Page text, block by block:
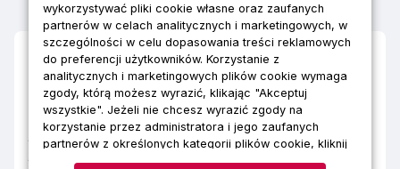
A
adam bitera
1 rok temu
Nigdy nie wystawiam opinii od razu, a zawsze po
jakims czasie wspolpracy. Z Lejdis wspolpracuję
juz 3 lata i szkolenia BHP są zawsze na czas.
wykorzystywać pliki cookie własne oraz zaufanych
partnerów w celach analitycznych i marketingowych, w
szczególności w celu dopasowania treści reklamowych
do preferencji użytkowników. Korzystanie z
analitycznych i marketingowych plików cookie wymaga
zgody, którą możesz wyrazić, klikając "Akceptuj
wszystkie". Jeżeli nie chcesz wyrazić zgody na
korzystanie przez administratora i jego zaufanych
partnerów z określonych kategorii plików cookie, kliknij
"Dowiedz się więcej" i zdecyduj o swoich